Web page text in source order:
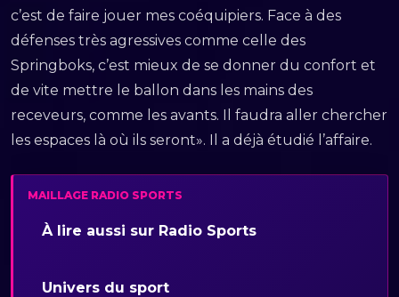
c’est de faire jouer mes coéquipiers. Face à des
défenses très agressives comme celle des
Springboks, c’est mieux de se donner du confort et
de vite mettre le ballon dans les mains des
receveurs, comme les avants. Il faudra aller chercher
les espaces là où ils seront». Il a déjà étudié l’affaire.
MAILLAGE RADIO SPORTS
À lire aussi sur Radio Sports
Univers du sport